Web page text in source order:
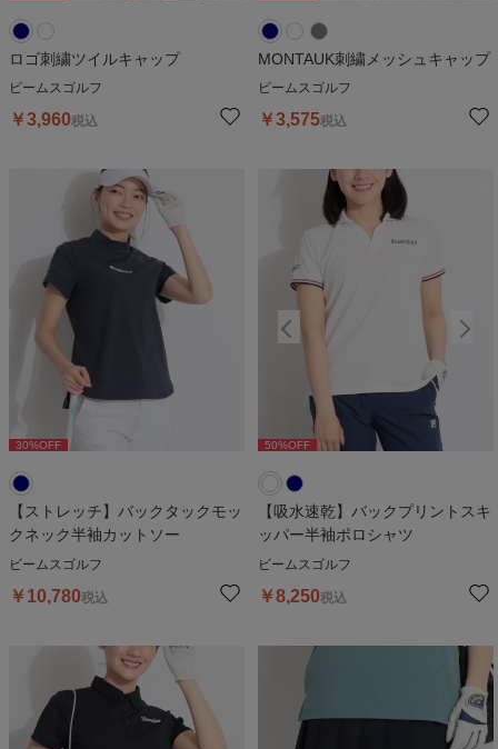
ロゴ刺繍ツイルキャップ
ビームスゴルフ
￥3,960税込
MONTAUK刺繍メッシュキャップ
ビームスゴルフ
￥3,575税込
30%OFF
【ストレッチ】バックタックモッ
クネック半袖カットソー
ビームスゴルフ
￥ 10,780税込
50%OFF 50%OFF
【吸水速乾】バックプリントスキ
ッパー半袖ポロシャツ
ビームスゴルフ
￥8,250税込